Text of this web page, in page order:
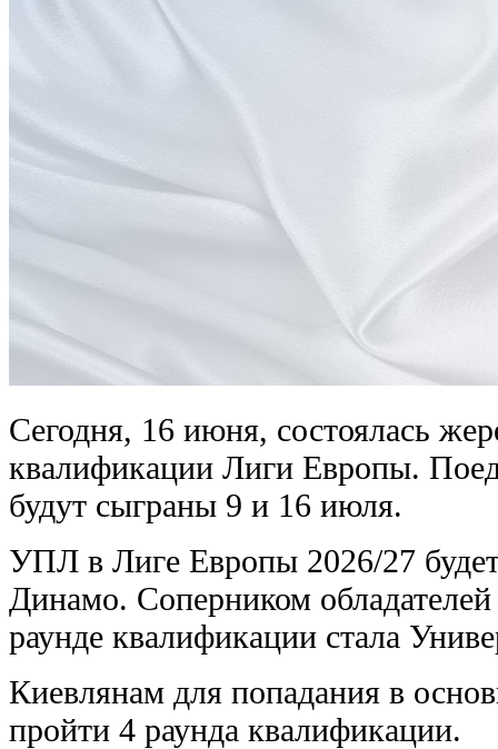
Сегодня, 16 июня, состоялась
квалификации Лиги Европы.
будут сыграны 9 и 16 июля.
УПЛ в Лиге Европы 2026/27 будет
Динамо. Соперником
раунде квалификации стала
Киевлянам для попадания в
пройти 4 раунда квалификации.